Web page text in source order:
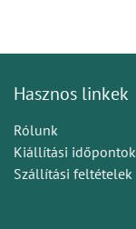
Hasznos linkek
Rólunk
Kiállítási időpontok
Szállítási feltételek